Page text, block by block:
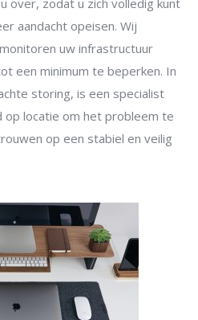
over, zodat u zich volledig kunt
aandacht opeisen. Wij
uw infrastructuur
een minimum te beperken. In
storing, is een specialist
op locatie om het probleem te
op een stabiel en veilig